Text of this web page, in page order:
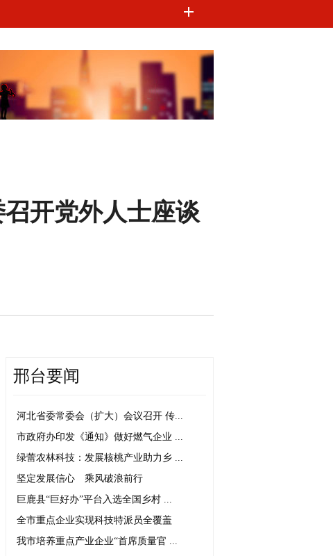
开党外人士座谈
邢台要闻
河北省委常委会（扩大）会议召开 传...
市政府办印发《通知》做好燃气企业 ...
绿蕾农林科技：发展核桃产业助力乡 ...
坚定发展信心 乘风破浪前行
巨鹿县“巨好办”平台入选全国乡村 ...
全市重点企业实现科技特派员全覆盖
我市培养重点产业企业“首席质量官 ...